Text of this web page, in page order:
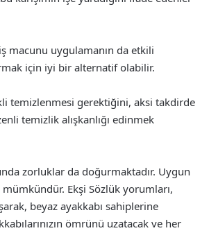
macunu uygulamanın da etkili
için iyi bir alternatif olabilir.
temizlenmesi gerektiğini, aksi takdirde
temizlik alışkanlığı edinmek
zorluklar da doğurmaktadır. Uygun
Ekşi Sözlük yorumları,
beyaz ayakkabı sahiplerine
ömrünü uzatacak ve her